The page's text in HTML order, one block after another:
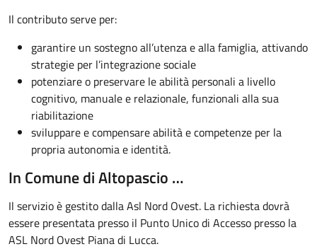
Il contributo serve per:
garantire un sostegno all’utenza e alla famiglia, attivando
strategie per l’integrazione sociale
potenziare o preservare le abilità personali a livello
cognitivo, manuale e relazionale, funzionali alla sua
riabilitazione
sviluppare e compensare abilità e competenze per la
propria autonomia e identità.
In Comune di Altopascio …
Il servizio è gestito dalla Asl Nord Ovest. La richiesta dovrà
essere presentata presso il Punto Unico di Accesso presso la
ASL Nord Ovest Piana di Lucca.